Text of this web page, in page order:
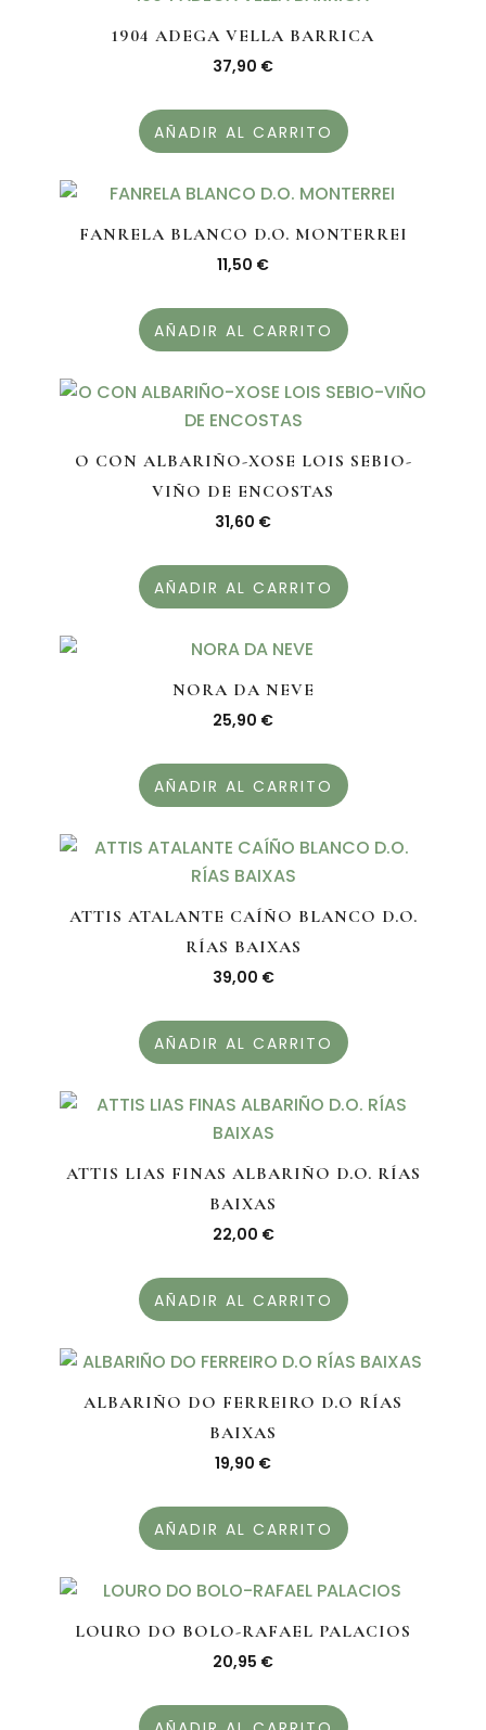
1904 ADEGA VELLA BARRICA
37,90 €
AÑADIR AL CARRITO
FANRELA BLANCO D.O. MONTERREI
11,50 €
AÑADIR AL CARRITO
O CON ALBARIÑO-XOSE LOIS SEBIO-
VIÑO DE ENCOSTAS
31,60 €
AÑADIR AL CARRITO
NORA DA NEVE
25,90 €
AÑADIR AL CARRITO
ATTIS ATALANTE CAÍÑO BLANCO D.O.
RÍAS BAIXAS
39,00 €
AÑADIR AL CARRITO
ATTIS LIAS FINAS ALBARIÑO D.O. RÍAS
BAIXAS
22,00 €
AÑADIR AL CARRITO
ALBARIÑO DO FERREIRO D.O RÍAS
BAIXAS
19,90 €
AÑADIR AL CARRITO
LOURO DO BOLO-RAFAEL PALACIOS
20,95 €